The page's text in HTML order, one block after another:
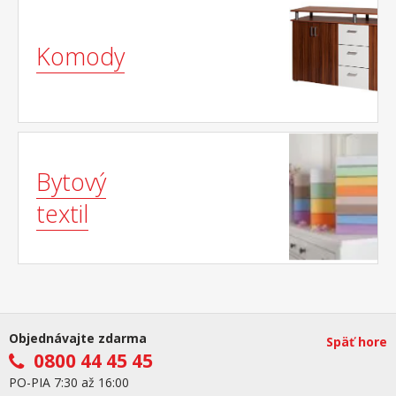
Komody
Bytový
textil
Objednávajte zdarma
0800 44 45 45
PO-PIA 7:30 až 16:00
Späť hore